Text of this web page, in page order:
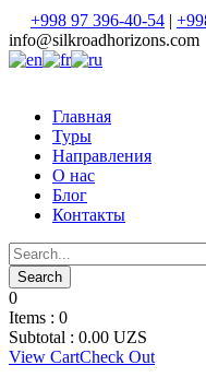
+998 97 396-40-54 |
info@silkroadhorizons.com
Главная
Туры
Направления
О нас
Блог
Контакты
0
Items : 0
Subtotal : 0.00 UZS
View CartCheck Out